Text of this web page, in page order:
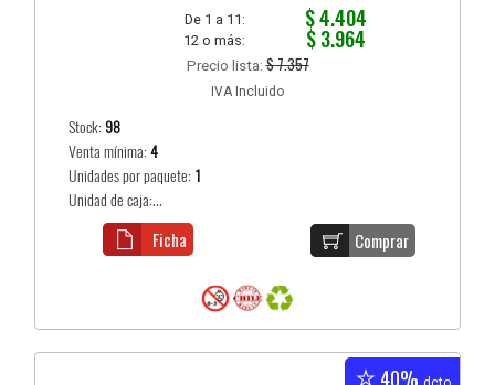
De 1 a 11: $ 4.404
12 o más: $ 3.964
Precio lista:$ 7.357
IVA Incluido
Stock:98
Venta mínima:4
Unidades por paquete: 1
Unidad de caja:...
Comprar
Ficha
40%